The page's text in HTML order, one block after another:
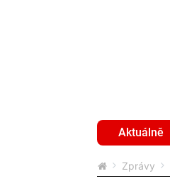
Aktuálně
Zprávy